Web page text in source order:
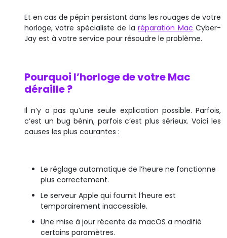
Et en cas de pépin persistant dans les rouages de votre
horloge, votre spécialiste de laréparation Mac Cyber-
Jay est à votre service pour résoudre le problème.
Pourquoi l’horloge de votre Mac
déraille ?
Il n’y a pas qu’une seule explication possible. Parfois,
c’est un bug bénin, parfois c’est plus sérieux. Voici les
causes les plus courantes :
Le réglage automatique de l’heure ne fonctionne
plus correctement.
Le serveur Apple qui fournit l’heure est
temporairement inaccessible.
Une mise à jour récente de macOS a modifié
certains paramètres.